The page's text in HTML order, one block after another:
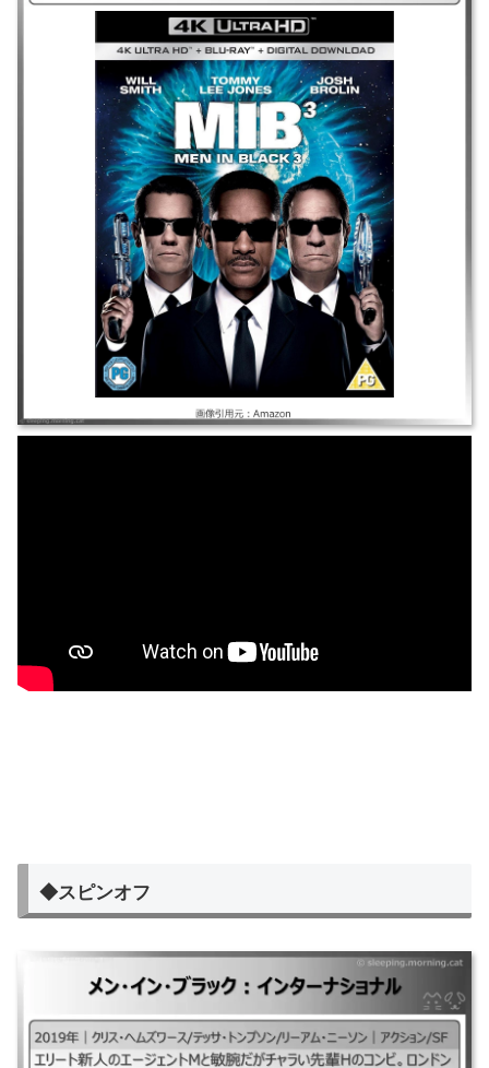
｜#メンインブラック3#MIB3## ｜2012年｜ウィル・スミス/トミー・リ
ー・ジョーンズ｜アクション/コメディ ｜凶悪宇宙人ボリスが脱獄し過去
へ戻り若きＫを殺害。歴史が変わる。相棒危機と地球滅亡阻止にタイムス
リップし若きＫと組みボリスに挑む。
◆スピンオフ